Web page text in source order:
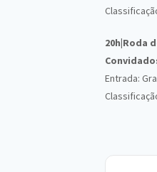
20h|Roda
Entrada: